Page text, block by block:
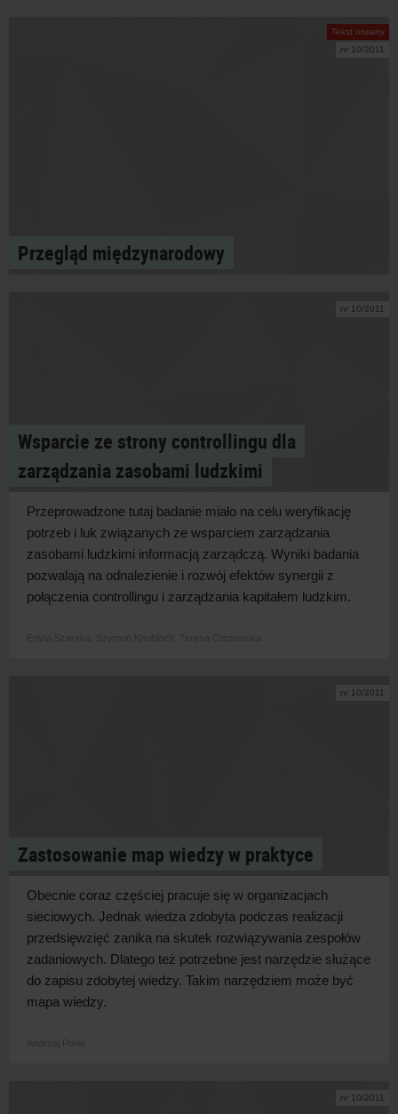
Tekst otwarty
nr 10/2011
Przegląd międzynarodowy
nr 10/2011
Wsparcie ze strony controllingu dla
zarządzania zasobami ludzkimi
Przeprowadzone tutaj badanie miało na celu weryfikację
potrzeb i luk związanych ze wsparciem zarządzania
zasobami ludzkimi informacją zarządczą. Wyniki badania
pozwalają na odnalezienie i rozwój efektów synergii z
połączenia controllingu i zarządzania kapitałem ludzkim.
nr 10/2011
Zastosowanie map wiedzy w praktyce
Obecnie coraz częściej pracuje się w organizacjach
sieciowych. Jednak wiedza zdobyta podczas realizacji
przedsięwzięć zanika na skutek rozwiązywania zespołów
zadaniowych. Dlatego też potrzebne jest narzędzie służące
do zapisu zdobytej wiedzy. Takim narzędziem może być
mapa wiedzy.
nr 10/2011